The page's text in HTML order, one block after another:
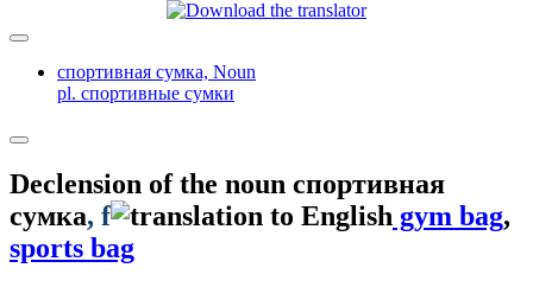
спортивная сумка, Noun
pl. спортивные сумки
Declension of the noun спортивная
сумка, f gym bag,
sports bag